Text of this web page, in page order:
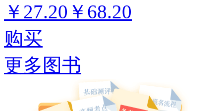
￥27.20 ￥68.20
购买
更多图书